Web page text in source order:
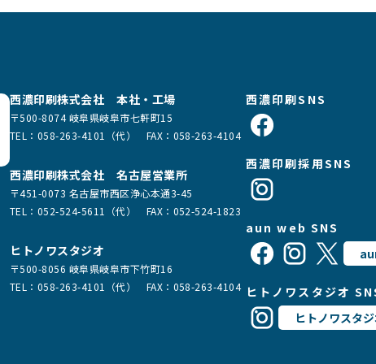
西濃印刷株式会社 本社・工場
〒500-8074 岐阜県岐阜市七軒町15
TEL： 058-263-4101（代） FAX：058-263-4104
西濃印刷株式会社 名古屋営業所
〒451-0073 名古屋市西区浄心本通3-45
TEL： 052-524-5611（代） FAX：052-524-1823
ヒトノワスタジオ
〒500-8056 岐阜県岐阜市下竹町16
TEL： 058-263-4101（代） FAX：058-263-4104
西濃印刷SNS
西濃印刷採用SNS
aun web SNS
ヒトノワスタジオ
ヒトノワスタ